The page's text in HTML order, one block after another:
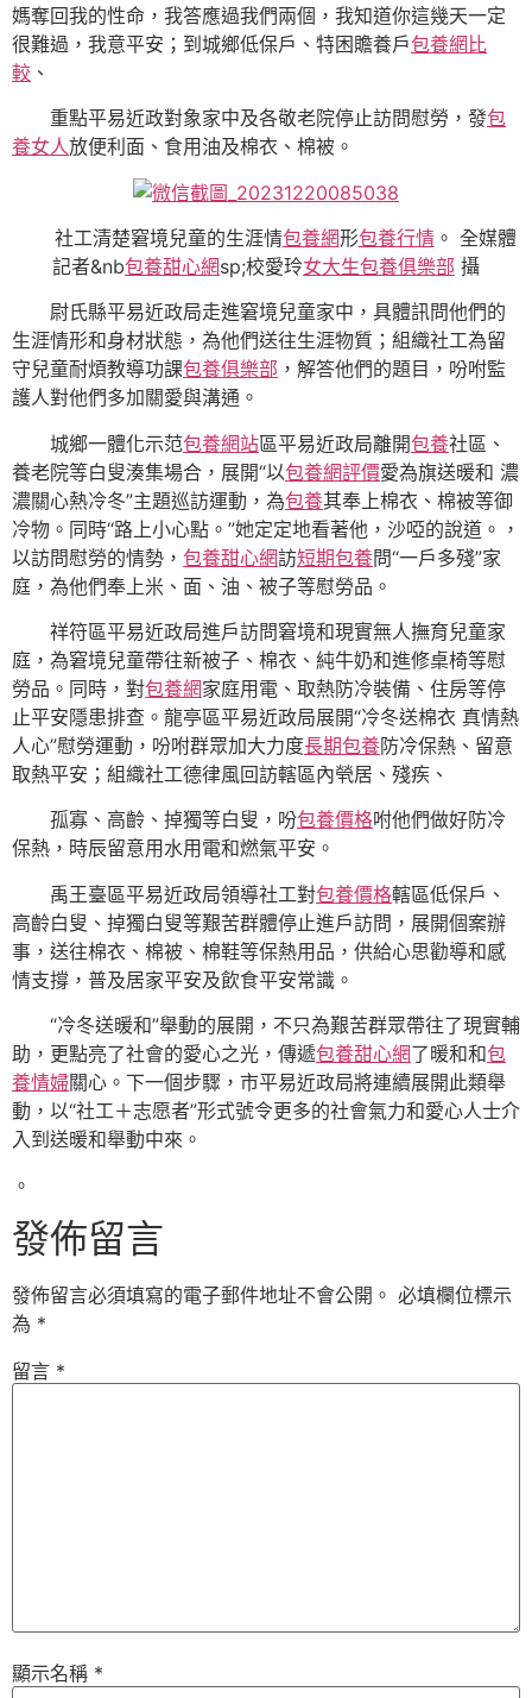
媽奪回我的性命，我答應過我們兩個，我知道你這幾天一定
很難過，我意平安；到城鄉低保戶、特困贍養戶包養網比
較 、
重點平易近政對象家中及各敬老院停止訪問慰勞，發包
養女人放便利面、食用油及棉衣、棉被。
社工清楚窘境兒童的生涯情包養網形包養行情。 全媒體
記者&nb包養甜心網sp;校愛玲女大生包養俱樂部 攝
尉氏縣平易近政局走進窘境兒童家中，具體訊問他們的
生涯情形和身材狀態，為他們送往生涯物質；組織社工為留
守兒童耐煩教導功課包養俱樂部 ，解答他們的題目，吩咐監
護人對他們多加關愛與溝通。
城鄉一體化示范包養網站區平易近政局離開包養社區、
養老院等白叟湊集場合，展開“以包養網評價愛為旗送暖和 濃
濃關心熱冷冬”主題巡訪運動，為包養其奉上棉衣、棉被等御
冷物。同時“路上小心點。”她定定地看著他，沙啞的說道。，
以訪問慰勞的情勢， 包養甜心網訪短期包養問“一戶多殘”家
庭，為他們奉上米、面、油、被子等慰勞品。
祥符區平易近政局進戶訪問窘境和現實無人撫育兒童家
庭，為窘境兒童帶往新被子、棉衣、純牛奶和進修桌椅等慰
勞品。同時，對包養網家庭用電、取熱防冷裝備、住房等停
止平安隱患排查。龍亭區平易近政局展開“冷冬送棉衣 真情熱
人心”慰勞運動，吩咐群眾加大力度長期包養防冷保熱、留意
取熱平安；組織社工德律風回訪轄區內煢居、殘疾、
孤寡、高齡、掉獨等白叟，吩包養價格咐他們做好防冷
保熱，時辰留意用水用電和燃氣平安。
禹王臺區平易近政局領導社工對包養價格轄區低保戶、
高齡白叟、掉獨白叟等艱苦群體停止進戶訪問，展開個案辦
事，送往棉衣、棉被、棉鞋等保熱用品，供給心思勸導和感
情支撐，普及居家平安及飲食平安常識。
“冷冬送暖和”舉動的展開，不只為艱苦群眾帶往了現實輔
助，更點亮了社會的愛心之光，傳遞包養甜心網了暖和和包
養情婦關心。下一個步驟，市平易近政局將連續展開此類舉
動，以“社工＋志愿者”形式號令更多的社會氣力和愛心人士介
入到送暖和舉動中來。
。
發佈留言
發佈留言必須填寫的電子郵件地址不會公開。 必填欄位標示
為 *
留言 *
顯示名稱 *